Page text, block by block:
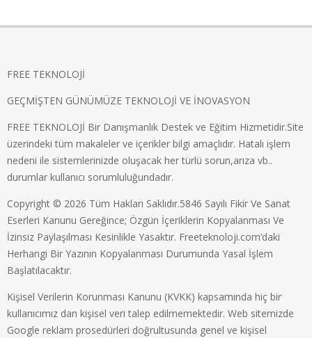
FREE TEKNOLOJİ
GEÇMİŞTEN GÜNÜMÜZE TEKNOLOJİ VE İNOVASYON
FREE TEKNOLOJİ Bir Danışmanlık Destek ve Eğitim Hizmetidir.Site
üzerindeki tüm makaleler ve içerikler bilgi amaçlıdır. Hatalı işlem
nedeni ile sistemlerinizde oluşacak her türlü sorun,arıza vb..
durumlar kullanıcı sorumluluğundadır.
Copyright © 2026 Tüm Hakları Saklıdır.5846 Sayılı Fikir Ve Sanat
Eserleri Kanunu Gereğince; Özgün İçeriklerin Kopyalanması Ve
İzinsiz Paylaşılması Kesinlikle Yasaktır. Freeteknoloji.com’daki
Herhangi Bir Yazının Kopyalanması Durumunda Yasal İşlem
Başlatılacaktır.
Kişisel Verilerin Korunması Kanunu (KVKK) kapsamında hiç bir
kullanıcımız dan kişisel veri talep edilmemektedir. Web sitemizde
Google reklam prosedürleri doğrultusunda genel ve kişisel